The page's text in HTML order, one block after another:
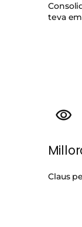
teva
Claus